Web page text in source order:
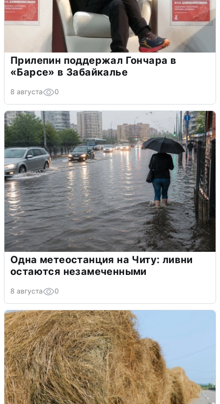
Прилепин поддержал Гончара в
«Барсе» в Забайкалье
8 августа 0
Одна метеостанция на Читу: ливни
остаются незамеченными
8 августа 0